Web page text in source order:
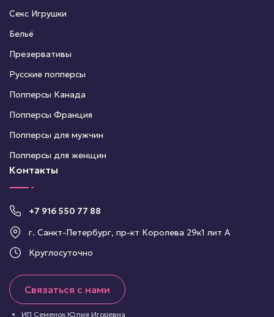
Секс Игрушки
Бельё
Презервативы
Русские попперсы
Попперсы Канада
Попперсы Франция
Попперсы для мужчин
Попперсы для женщин
Контакты
+7 916 550 77 88
г. Санкт-Петербург, пр-кт Королева 29к1 лит А
Круглосуточно
Связаться с нами
ИП Семенок Юлия Игоревна